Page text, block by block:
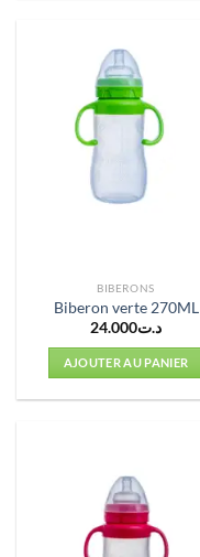
BIBERONS
Biberon verte 270ML
د.ت24.000
AJOUTER AU PANIER